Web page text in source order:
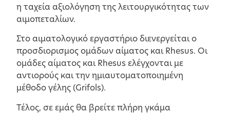
η ταχεία αξιολόγηση της λειτουργικότητας των
αιμοπεταλίων.
Στο αιματολογικό εργαστήριο διενεργείται ο
προσδιορισμος ομάδων αίματος και Rhesus. Οι
ομάδες αίματος και Rhesus ελέγχονται με
αντιορούς και την ημιαυτοματοποιημένη
μέθοδο γέλης (Grifols).
Τέλος, σε εμάς θα βρείτε πλήρη γκάμα